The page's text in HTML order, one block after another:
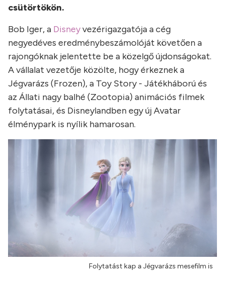
csütörtökön.
Bob Iger, a Disneyvezérigazgatója a cég
negyedéves eredménybeszámolóját követően a
rajongóknak jelentette be a közelgő újdonságokat.
A vállalat vezetője közölte, hogy érkeznek a
Jégvarázs (Frozen), a Toy Story - Játékháború és
az Állati nagy balhé (Zootopia) animációs filmek
folytatásai, és Disneylandben egy új Avatar
élménypark is nyílik hamarosan.
Folytatást kap a Jégvarázs mesefilm is